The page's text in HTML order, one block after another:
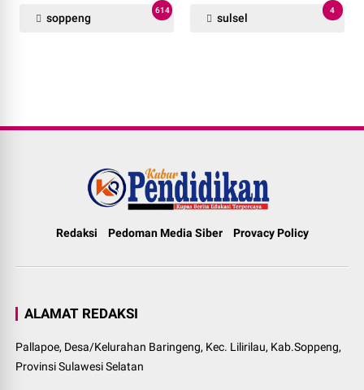
soppeng
614
sulsel
4
Redaksi Pedoman Media Siber Provacy Policy
ALAMAT REDAKSI
Pallapoe, Desa/Kelurahan Baringeng, Kec. Lilirilau, Kab.Soppeng,
Provinsi Sulawesi Selatan